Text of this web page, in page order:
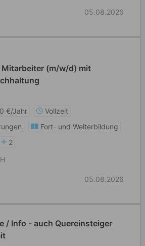
05.08.2026
(m/w/d) mit
€/Jahr
Vollzeit
Fort- und Weiterbildung
2
05.08.2026
/ Info - auch Quereinsteiger